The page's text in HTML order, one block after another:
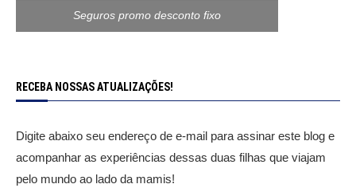
Seguros promo desconto fixo
RECEBA NOSSAS ATUALIZAÇÕES!
Digite abaixo seu endereço de e-mail para assinar este blog e
acompanhar as experiências dessas duas filhas que viajam
pelo mundo ao lado da mamis!